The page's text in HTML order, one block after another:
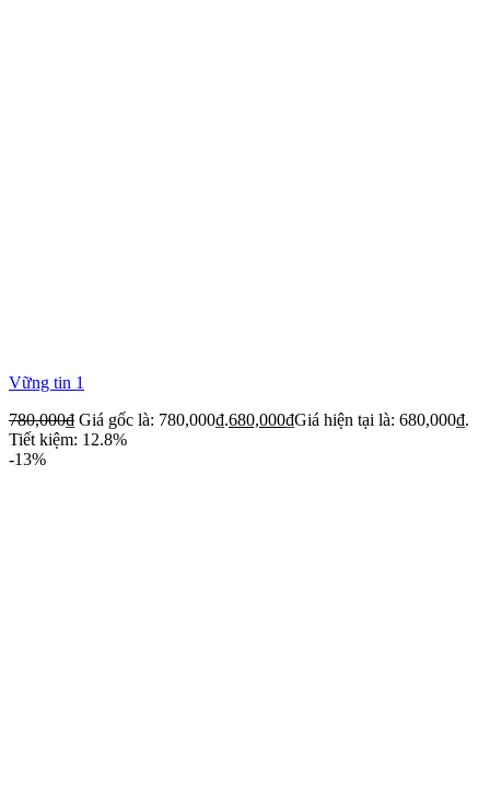
Vững tin 1
780,000₫ Giá gốc là: 780,000₫.680,000₫Giá hiện tại là: 680,000₫.
Tiết kiệm: 12.8%
-13%